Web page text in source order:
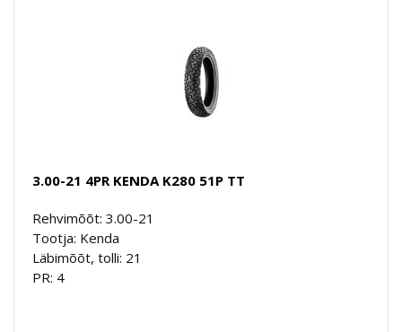
3.00-21 4PR KENDA K280 51P TT
Rehvimõõt: 3.00-21
Tootja: Kenda
Läbimõõt, tolli: 21
PR: 4